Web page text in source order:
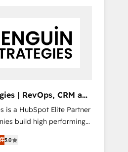
development, and
le paradoxe français :
nulle. La solution
Augmentée. Ce n'est pas
l'humain, mais pour
transformation. D'abord
données unifiées, des
l'augmentation :
| RevOps, CRM and
is a HubSpot Elite Partner
build high performing
across complex sales
environments and global
5.0